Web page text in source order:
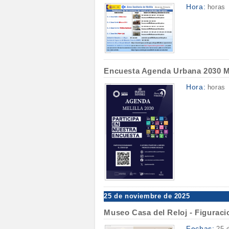
Hora: horas
Encuesta Agenda Urbana 2030
Hora: horas
25 de noviembre de 2025
Museo Casa del Reloj -